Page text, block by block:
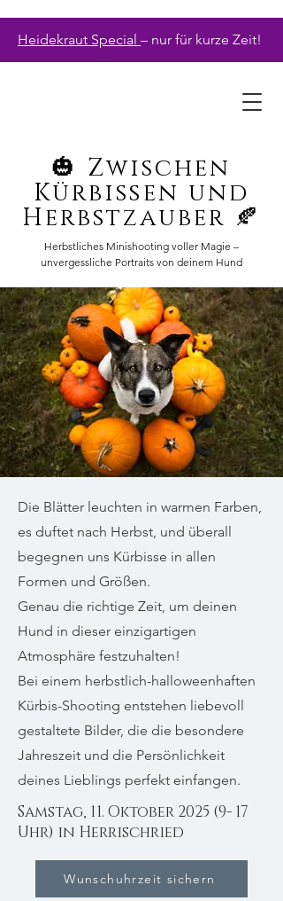
Heidekraut Special – nur für kurze Zeit!
🎃 Zwischen
Kürbissen und
Herbstzauber 🍂
Herbstliches Minishooting voller Magie –
unvergessliche Portraits von deinem Hund
Die Blätter leuchten in warmen Farben,
es duftet nach Herbst, und überall
begegnen uns Kürbisse in allen
Formen und Größen.
Genau die richtige Zeit, um deinen
Hund in dieser einzigartigen
Atmosphäre festzuhalten!
Bei einem herbstlich-halloweenhaften
Kürbis-Shooting entstehen liebevoll
gestaltete Bilder, die die besondere
Jahreszeit und die Persönlichkeit
deines Lieblings perfekt einfangen.
Samstag, 11. Oktober 2025 (9- 17
Uhr) in Herrischried
Wunschuhrzeit sichern